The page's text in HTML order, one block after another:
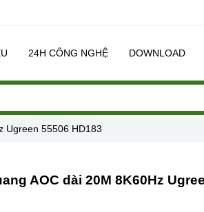
24H CÔNG NGHỆ DOWNLOAD
Ugreen 55506 HD183
AOC dài 20M 8K60Hz